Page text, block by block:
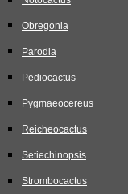
Obregonia
Parodia
Pediocactus
Pygmaeocereus
Reicheocactus
Setiechinopsis
Strombocactus